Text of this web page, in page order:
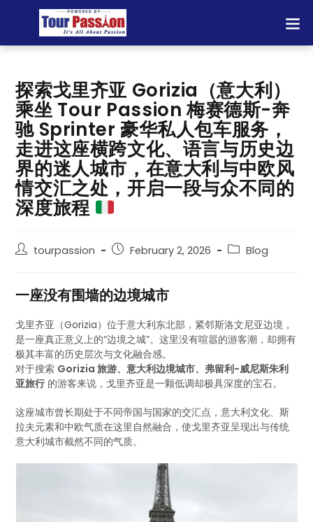
探索戈里齐亚 Gorizia（意大利）
乘坐 Tour Passion 梅赛德斯-奔
驰 Sprinter 豪华私人包车服务，
走进这座横跨文化、语言与历史边
界的迷人城市，在意大利与中欧风
情交汇之处，开启一段与众不同的
深度旅程
tourpassion February 2, 2026 Blog
一座没有围墙的边境城市
戈里齐亚（Gorizia）位于意大利东北部，紧邻斯洛文尼亚边境，
是一座真正意义上的“边境之城”。这里没有喧嚣的游客潮，却拥有
极其丰富的历史层次与文化融合感。
对于搜索 Gorizia 旅游、意大利边境城市、弗留利-威尼斯朱利
亚旅行 的游客来说，戈里齐亚是一颗低调却极具深度的宝石。
这座城市曾长期处于不同帝国与国家的交汇点，意大利文化、斯
拉夫元素和中欧气质在这里自然融合，使戈里齐亚呈现出与传统
意大利城市截然不同的气质。